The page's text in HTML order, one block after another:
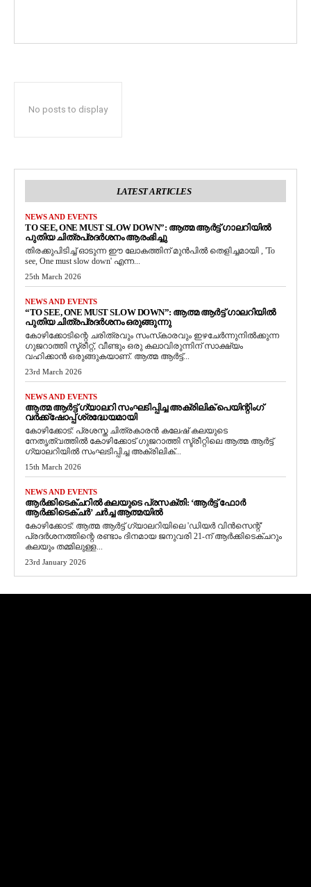
No posts to display
LATEST ARTICLES
NEWS AND EVENTS
TO SEE, ONE MUST SLOW DOWN”: ആത്മ ആർട്ട് ഗാലറിയിൽ
പുതിയ ചിത്രപ്രദർശനം ആരംഭിച്ചു
തിരക്കുപിടിച്ച് ഓടുന്ന ഈ ലോകത്തിന് മുൻപിൽ തെളിച്ചമായി , 'To
see, One must slow down' എന്ന...
25th March 2026
NEWS AND EVENTS
“TO SEE, ONE MUST SLOW DOWN”: ആത്മ ആർട്ട് ഗാലറിയിൽ
പുതിയ ചിത്രപ്രദർശനം ഒരുങ്ങുന്നു
കോഴിക്കോടിന്റെ ചരിത്രവും സംസ്‌കാരവും ഇഴചേർന്നുനിൽക്കുന്ന
ഗുജറാത്തി സ്ട്രീറ്റ്, വീണ്ടും ഒരു കലാവിരുന്നിന് സാക്ഷ്യം
വഹിക്കാൻ ഒരുങ്ങുകയാണ്. ആത്മ ആർട്ട്...
23rd March 2026
NEWS AND EVENTS
ആത്മ ആർട്ട് ഗ്യാലറി സംഘടിപ്പിച്ച അക്രിലിക് പെയിന്റിംഗ്
വർക്ക്‌ഷോപ്പ് ശ്രദ്ധേയമായി
കോഴിക്കോട്: പ്രശസ്ത ചിത്രകാരൻ കലേഷ് കലയുടെ
നേതൃത്വത്തിൽ കോഴിക്കോട് ഗുജറാത്തി സ്ട്രീറ്റിലെ ആത്മ ആർട്ട്
ഗ്യാലറിയിൽ സംഘടിപ്പിച്ച അക്രിലിക്...
15th March 2026
NEWS AND EVENTS
ആർക്കിടെക്ചറിൽ കലയുടെ പ്രസക്തി: ‘ആർട്ട് ഫോർ
ആർക്കിടെക്ചർ’ ചർച്ച ആത്മയിൽ
​കോഴിക്കോട്: ആത്മ ആർട്ട് ഗ്യാലറിയിലെ 'ഡിയർ വിൻസെന്റ്'
പ്രദർശനത്തിന്റെ രണ്ടാം ദിനമായ ജനുവരി 21-ന് ആർക്കിടെക്ചറും
കലയും തമ്മിലുള്ള...
23rd January 2026